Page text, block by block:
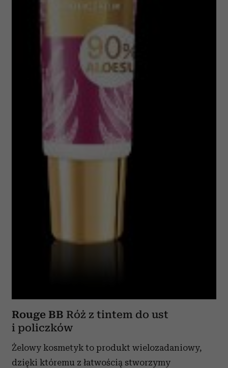
Rouge BB Róż z tintem do ust
i policzków
Żelowy kosmetyk to produkt wielozadaniowy,
dzięki któremu z łatwością stworzymy